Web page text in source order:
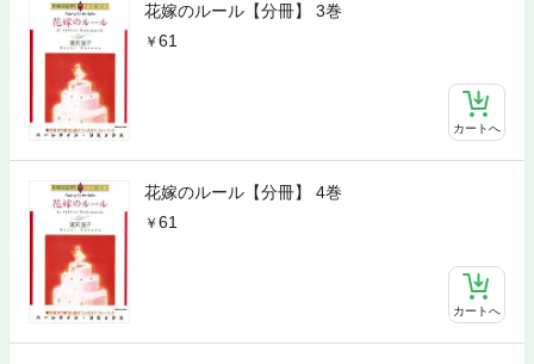
花嫁のルール【分冊】 3巻
61
カートへ
花嫁のルール【分冊】 4巻
61
カートへ